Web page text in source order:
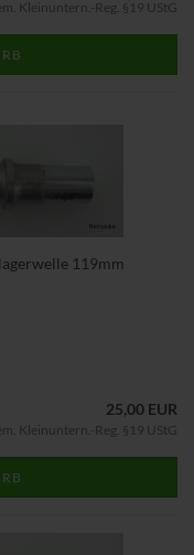
Kleinuntern.-Reg. §19 UStG
119mm
25,00 EUR
Kleinuntern.-Reg. §19 UStG